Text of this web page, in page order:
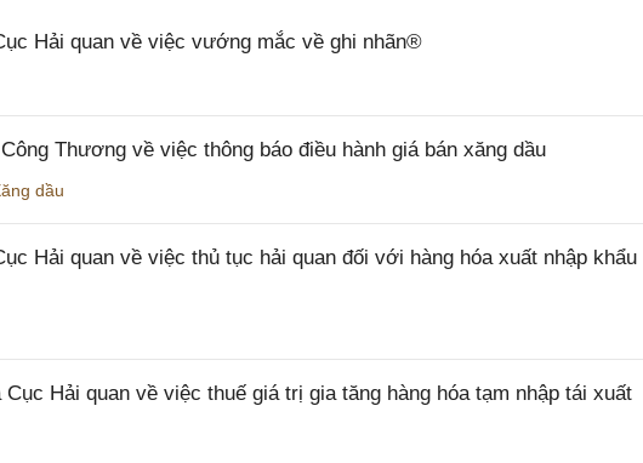
Hải quan về việc vướng mắc về ghi nhãn®
Thương về việc thông báo điều hành giá bán xăng dầu
dầu
Hải quan về việc thủ tục hải quan đối với hàng hóa xuất nhập khẩu
Hải quan về việc thuế giá trị gia tăng hàng hóa tạm nhập tái xuất